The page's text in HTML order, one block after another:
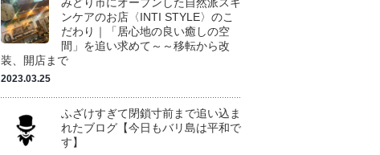
ンケアのお店〈INTI STYLE〉のこ
だわり｜「居心地の良い癒しの空
間」を追い求めて～～移転から改
装、開店まで
2023.03.25
ふざけすぎて閉鎖寸前まで追い込ま
れたブログ【今日もバリ島は平和で
す】